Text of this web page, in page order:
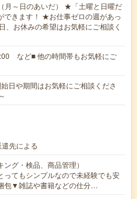
月～日のあいだ） ★「土曜と日曜だ
できます！ ★お仕事ゼロの週があっ
、お休みの希望はお気軽にご相談く
など■ 他の時間帯もお気軽にご
や期間はお気軽にご相談くださ
先による
グ・検品、商品管理）
ってもシンプルなので未経験でも安
包▼雑誌や書籍などの仕分…